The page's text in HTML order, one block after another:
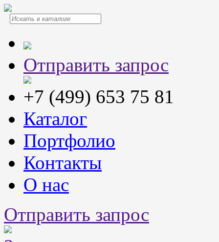
Отправить запрос
+7 (499) 653 75 81
Каталог
Портфолио
Контакты
О нас
Отправить запрос